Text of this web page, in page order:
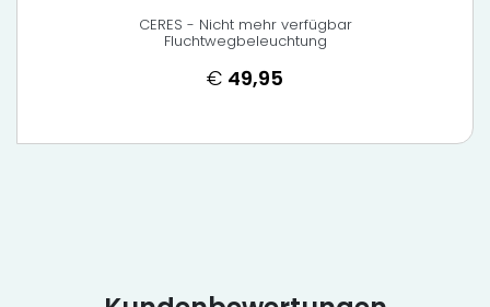
CERES - Nicht mehr verfügbar
Fluchtwegbeleuchtung
€ 49,95